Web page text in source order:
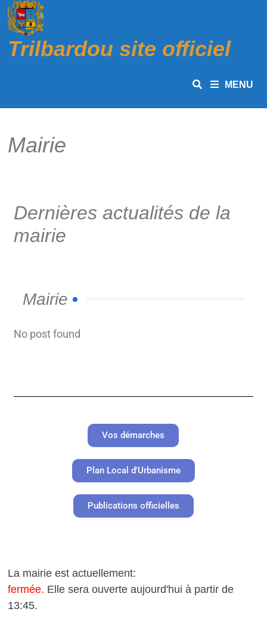
Trilbardou site officiel
MENU
Mairie
Dernières actualités de la
mairie
Mairie
No post found
Vos démarches
Plan Local d'Urbanisme
Publications officielles
La mairie est actuellement:
fermée. Elle sera ouverte aujourd'hui à partir de
13:45.